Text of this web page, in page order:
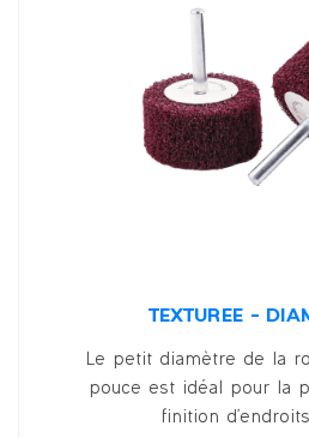
TEXTURÉE –
Le petit diamètre de la
pouce est idéal pour la
finition